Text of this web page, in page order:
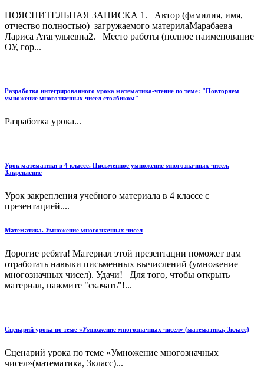
ПОЯСНИТЕЛЬНАЯ ЗАПИСКА 1. Автор (фамилия, имя,
отчество полностью) загружаемого материлаМарабаева
Лариса Атагулыевна2. Место работы (полное наименование
ОУ, гор...
Разработка интегрированного урока математика-чтение по теме: "Повторяем
умножение многозначных чисел столбиком"
Разработка урока...
Урок математики в 4 классе. Письменное умножение многозначных чисел.
Закрепление
Урок закрепления учебного материала в 4 классе с
презентацией....
Математика. Умножение многозначных чисел
Дорогие ребята! Материал этой презентации поможет вам
отработать навыки письменных вычислений (умножение
многозначных чисел). Удачи! Для того, чтобы открыть
материал, нажмите "скачать"!...
Сценарий урока по теме «Умножение многозначных чисел» (математика, Зкласс)
Сценарий урока по теме «Умножение многозначных
чисел»(математика, Зкласс)...